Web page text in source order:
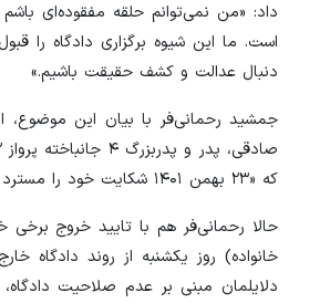
داد: «من نمی‌توانم حلقه مفقوده‌ای
است. ما این شیوه برگزاری دادگاه را
دنبال عدالت و کشف حقیقت باشیم.»
جمشید رحمانی‌فر با بیان این موضوع،
که «۲۳ بهمن ۱۴۰۱ شکایت خود را مسترد کردیم زیرا بر این باوریم که این دادگاه نه صلاحیت، نه توانایی و نه اراده رسیدگی بی‌طرفانه و مستقل را دارد».
خانواده) روز یکشنبه از روند دادگاه
دلایلمان مبنی بر عدم صلاحیت